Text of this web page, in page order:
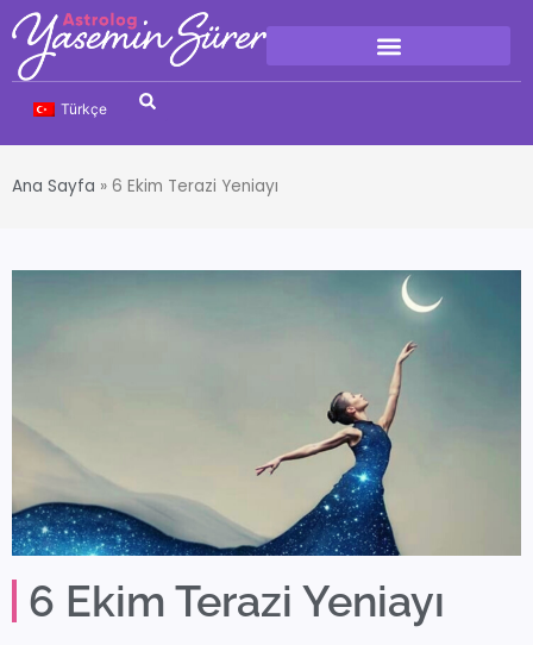
Türkçe
Ana Sayfa » 6 Ekim Terazi Yeniayı
6 Ekim Terazi Yeniayı